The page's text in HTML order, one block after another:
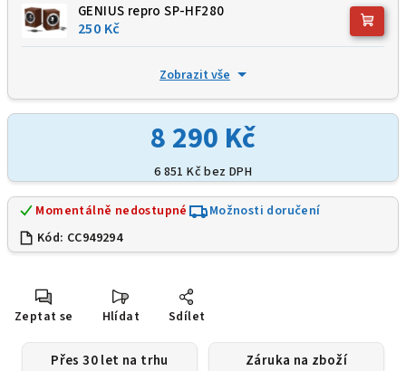
GENIUS repro SP-HF280
250 Kč
Zobrazit vše
8 290 Kč
6 851 Kčbez DPH
Momentálně nedostupné
Možnosti doručení
Kód: CC949294
Zeptat se Hlídat Sdílet
Přes 30 let na trhu Záruka na zboží